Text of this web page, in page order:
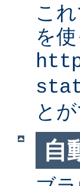
こ
を
と
自